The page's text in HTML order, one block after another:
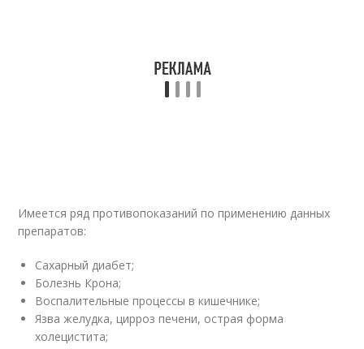
Имеется ряд противопоказаний по применению данных
препаратов:
Сахарный диабет;
Болезнь Крона;
Воспалительные процессы в кишечнике;
Язва желудка, цирроз печени, острая форма
холецистита;